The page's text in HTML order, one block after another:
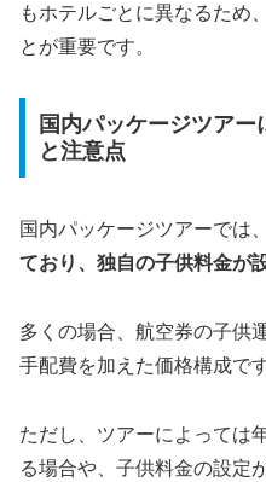
もホテルごとに異なるため
とが重要です。
国内パッケージツア
と注意点
国内パッケージツアーでは、
ており、独自の子供料金が
多くの場合、航空券の子供
手配費を加えた価格構成です
ただし、ツアーによっては
る場合や、子供料金の設定